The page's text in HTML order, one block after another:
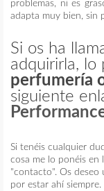
problemas, ni es
adapta muy bien, sin
Si os ha
adquirirla, lo
perfumería
siguiente
Si tenéis cualquier
cosa me lo ponéis en
"contacto". Os deseo
por estar ahí